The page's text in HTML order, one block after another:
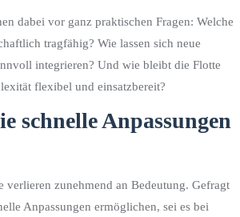
dabei vor ganz praktischen Fragen: Welche
tragfähig? Wie lassen sich neue
integrieren? Und wie bleibt die Flotte
flexibel und einsatzbereit?
schnelle Anpassungen
verlieren zunehmend an Bedeutung. Gefragt
Anpassungen ermöglichen, sei es bei